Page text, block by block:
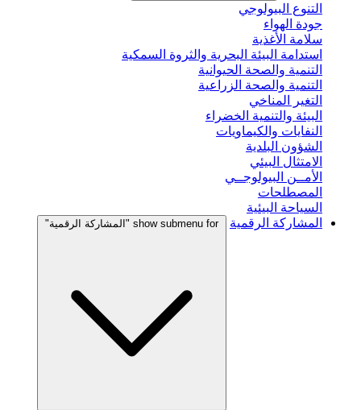
التنوع البيولوجي
جودة الهواء
سلامة الأغذية
استدامة البيئة البحرية والثروة السمكية
التنمية والصحة الحيوانية
التنمية والصحة الزراعية
التغير المناخي
البيئة والتنمية الخضراء
النفايات والكيماويات
الشؤون البلدية
الامتثال البيئي
الأمــن البيولوجــي
المصطلحات
السياحة البيئية
المشاركة الرقمية
show submenu for "المشاركة الرقمية"